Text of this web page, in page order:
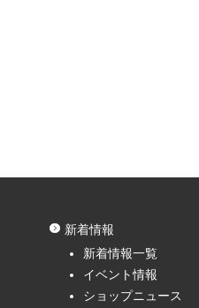
新着情報
新着情報一覧
イベント情報
ショップニュース